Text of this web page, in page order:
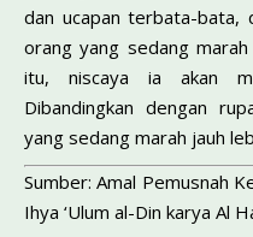
dan ucapan terbata-bata,
orang yang sedang
itu, niscaya ia akan
Dibandingkan dengan
yang sedang marah jauh
Sumber: Amal Pemusnah
Ihya ‘Ulum al-Din karya Al